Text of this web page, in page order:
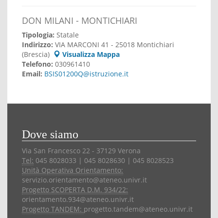
DON MILANI - MONTICHIARI
Tipologia: Statale
Indirizzo: VIA MARCONI 41 - 25018 Montichiari
(Brescia)
Visualizza Mappa
Telefono: 030961410
Email: BSIS01200Q@istruzione.it
Dove siamo
Via San Francesco 22 - 37129 Verona
Tel: 045 8028033 | 045 8028630 | 045 8028523
Unità Operativa Orientamento:
servizio.orientamento@ateneo.univr.it
Progetto SCOPERTA D.M. 934/22:
orientamento.934@ateneo.univr.it
Progetto TANDEM: progetto.tandem@ateneo.univr.it